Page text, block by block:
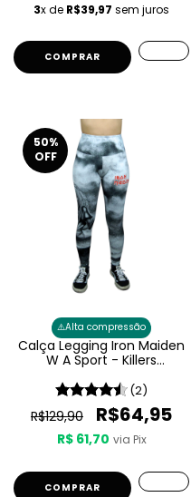
3x de R$39,97 sem juros
COMPRAR
50%
OFF
⚠️Alta compressão
Calça Legging Iron Maiden
W A Sport - Killers
(2)
R$129,90 R$64,95
R$ 61,70 via Pix
COMPRAR